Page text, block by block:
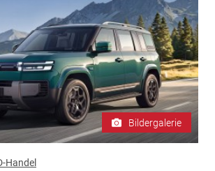
Bildergalerie
Handel